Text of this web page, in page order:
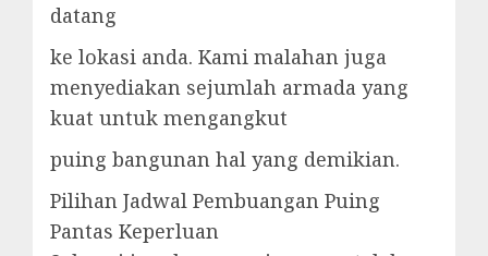
datang
ke lokasi anda. Kami malahan juga
menyediakan sejumlah armada yang
kuat untuk mengangkut
puing bangunan hal yang demikian.
Pilihan Jadwal Pembuangan Puing
Pantas Keperluan